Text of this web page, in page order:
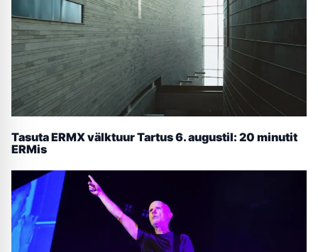
Tasuta ERMX välktuur Tartus 6. augustil: 20 minutit
ERMis